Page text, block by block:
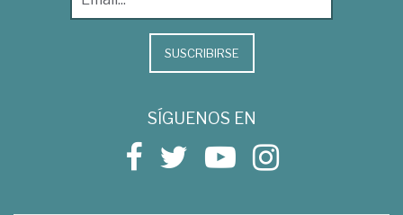
SUSCRIBIRSE
SÍGUENOS EN